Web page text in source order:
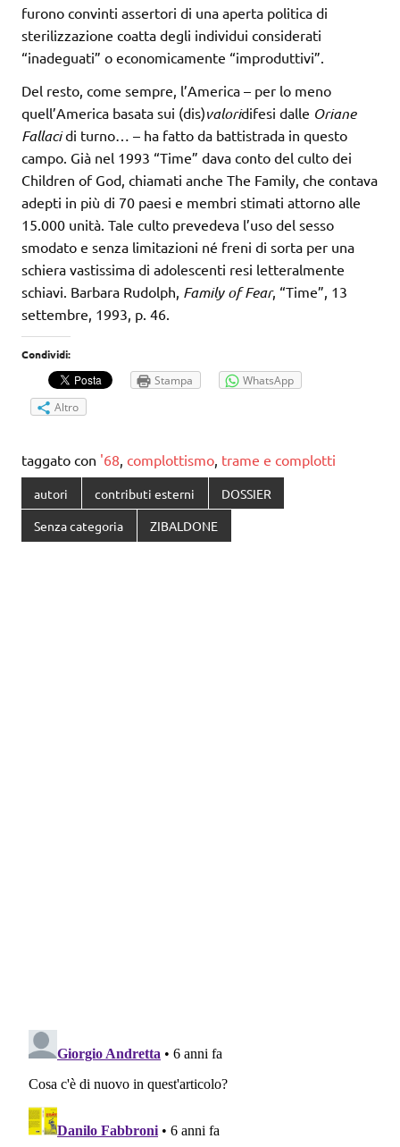
furono convinti assertori di una aperta politica di
sterilizzazione coatta degli individui considerati
“inadeguati” o economicamente “improduttivi”.
Del resto, come sempre, l’America – per lo meno
quell’America basata sui (dis)valoridifesi dalle Oriane
Fallacidi turno… – ha fatto da battistrada in questo
campo. Già nel 1993 “Time” dava conto del culto dei
Children of God, chiamati anche The Family, che contava
adepti in più di 70 paesi e membri stimati attorno alle
15.000 unità. Tale culto prevedeva l’uso del sesso
smodato e senza limitazioni né freni di sorta per una
schiera vastissima di adolescenti resi letteralmente
schiavi. Barbara Rudolph, Family of Fear, “Time”, 13
settembre, 1993, p. 46.
Condividi:
Stampa
WhatsApp
Altro
taggato con '68 complottismo trame e complotti
autori contributi esterni DOSSIER
Senza categoria ZIBALDONE